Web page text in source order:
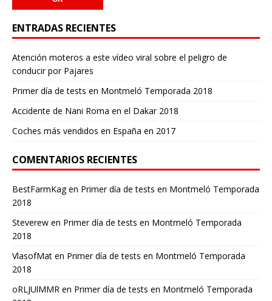
ENTRADAS RECIENTES
Atención moteros a este vídeo viral sobre el peligro de
conducir por Pajares
Primer día de tests en Montmeló Temporada 2018
Accidente de Nani Roma en el Dakar 2018
Coches más vendidos en España en 2017
COMENTARIOS RECIENTES
BestFarmKagen Primer día de tests en Montmeló Temporada
2018
Steverew en Primer día de tests en Montmeló Temporada
2018
VlasofMat en Primer día de tests en Montmeló Temporada
2018
oRLJUlMMR en Primer día de tests en Montmeló Temporada